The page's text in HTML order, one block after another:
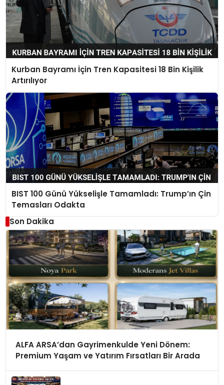
Kurban Bayramı İçin Tren Kapasitesi 18 Bin Kişilik
Artırılıyor
BIST 100 Günü Yükselişle Tamamladı: Trump’ın Çin
Temasları Odakta
Son Dakika
ALFA ARSA’dan Gayrimenkulde Yeni Dönem:
Premium Yaşam ve Yatırım Fırsatları Bir Arada